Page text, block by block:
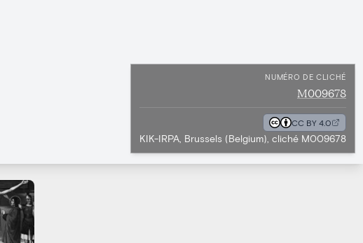
NUMÉRO DE CLICHÉ
M009678
CC BY 4.0
KIK-IRPA, Brussels (Belgium), cliché M009678